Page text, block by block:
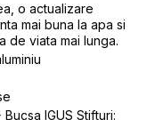
o actualizare
mai buna la apa si
de viata mai lunga.
IGUS Stifturi: